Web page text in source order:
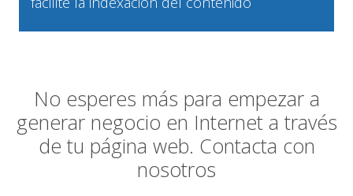
No esperes más para empezar a
generar negocio en Internet a través
de tu página web. Contacta con
nosotros